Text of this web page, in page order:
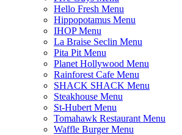
Hello Fresh Menu
Hippopotamus Menu
IHOP Menu
La Braise Seclin Menu
Pita Pit Menu
Planet Hollywood Menu
Rainforest Cafe Menu
SHACK SHACK Menu
Steakhouse Menu
St-Hubert Menu
Tomahawk Restaurant Menu
Waffle Burger Menu